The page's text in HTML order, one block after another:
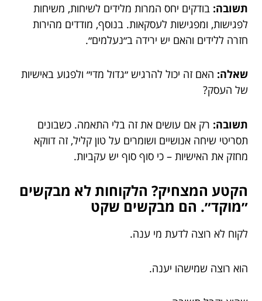
תשובה: בודקים יחס המרות מלידים לשיחות, משיחות
לפגישות, ומפגישות לעסקאות. בנוסף, מודדים מהירות
חזרה ללידים והאם יש ירידה ב״נעלמים״.
שאלה: האם זה יכול להרגיש ״גדול מדי״ ולפגוע באישיות
של העסק?
תשובה: רק אם עושים את זה בלי התאמה. כשבונים
תסריטי שיחה אנושיים ושומרים על טון קליל, זה דווקא
מחזק את האישיות – כי סוף סוף יש עקביות.
הקטע המצחיק? הלקוחות לא מבקשים
״מוקד״. הם מבקשים שקט
לקוח לא רוצה לדעת מי ענה.
הוא רוצה שמישהו יענה.